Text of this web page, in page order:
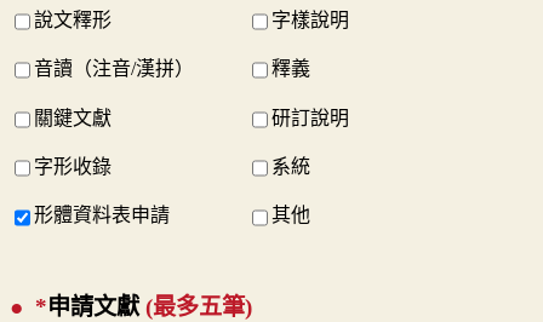
說文釋形 字樣說明
音讀（注音/漢拼） 釋義
關鍵文獻 研訂說明
字形收錄 系統
形體資料表申請 其他
*申請文獻 (最多五筆)